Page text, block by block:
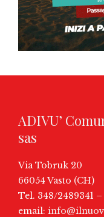
ADIVU’
sas
Via Tobruk 20
66054 Vasto (CH)
Tel. 348/2489341 –
email: